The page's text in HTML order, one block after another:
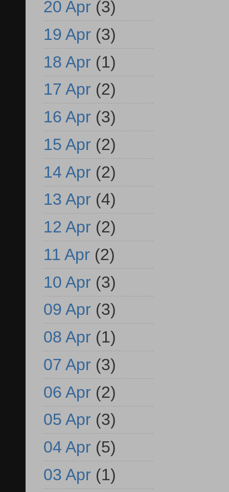
20 Apr (3)
19 Apr (3)
18 Apr (1)
17 Apr (2)
16 Apr (3)
15 Apr (2)
14 Apr (2)
13 Apr (4)
12 Apr (2)
11 Apr (2)
10 Apr (3)
09 Apr (3)
08 Apr (1)
07 Apr (3)
06 Apr (2)
05 Apr (3)
04 Apr (5)
03 Apr (1)